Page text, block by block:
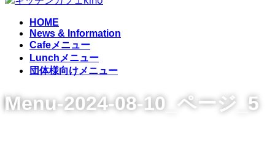
キ
に
HOME
News & Information
Cafeメニュー
Lunchメニュー
団体様向けメニュー
Menu-2024-08-10_ページ_5